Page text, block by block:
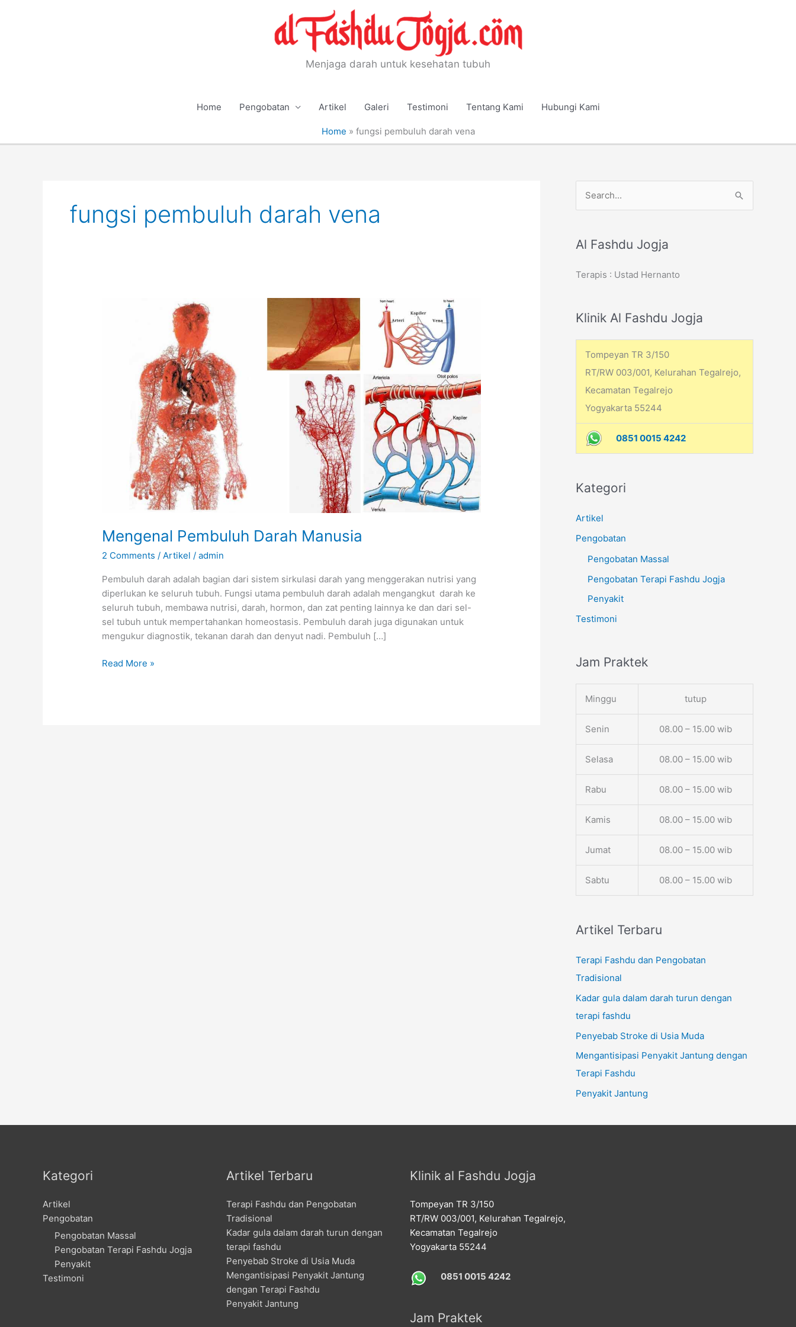
Menjaga darah untuk kesehatan tubuh
Home Pengobatan Artikel Galeri Testimoni Tentang Kami Hubungi Kami
Home » fungsi pembuluh darah vena
fungsi pembuluh darah vena
Mengenal Pembuluh Darah Manusia
2 Comments / Artikel /admin
Pembuluh darah adalah bagian dari sistem sirkulasi darah yang menggerakan nutrisi yang
diperlukan ke seluruh tubuh. Fungsi utama pembuluh darah adalah mengangkut darah ke
seluruh tubuh, membawa nutrisi, darah, hormon, dan zat penting lainnya ke dan dari sel-
sel tubuh untuk mempertahankan homeostasis. Pembuluh darah juga digunakan untuk
mengukur diagnostik, tekanan darah dan denyut nadi. Pembuluh […]
Mengenal
Read More »
r
h
o
Al Fashdu Jogja
Terapis : Ustad Hernanto
Klinik Al Fashdu Jogja
Tompeyan TR 3/150
RT/RW 003/001, Kelurahan Tegalrejo,
Kecamatan Tegalrejo
Yogyakarta 55244
0851 0015 4242
Kategori
Artikel
Pengobatan
Pengobatan Massal
Pengobatan Terapi Fashdu Jogja
Penyakit
Testimoni
Jam Praktek
Minggu tutup
Senin 08.00 – 15.00 wib
Selasa 08.00 – 15.00 wib
Rabu 08.00 – 15.00 wib
Kamis 08.00 – 15.00 wib
Jumat 08.00 – 15.00 wib
Sabtu 08.00 – 15.00 wib
Artikel Terbaru
Terapi Fashdu dan Pengobatan
Tradisional
Kadar gula dalam darah turun dengan
terapi fashdu
Penyebab Stroke di Usia Muda
Mengantisipasi Penyakit Jantung dengan
Terapi Fashdu
Penyakit Jantung
Kategori
Artikel
Pengobatan
Pengobatan Massal
Pengobatan Terapi Fashdu Jogja
Penyakit
Testimoni
Artikel Terbaru
Terapi Fashdu dan Pengobatan
Tradisional
Kadar gula dalam darah turun dengan
terapi fashdu
Penyebab Stroke di Usia Muda
Mengantisipasi Penyakit Jantung
dengan Terapi Fashdu
Penyakit Jantung
Klinik al Fashdu Jogja
Tompeyan TR 3/150
RT/RW 003/001, Kelurahan Tegalrejo,
Kecamatan Tegalrejo
Yogyakarta 55244
0851 0015 4242
Jam Praktek